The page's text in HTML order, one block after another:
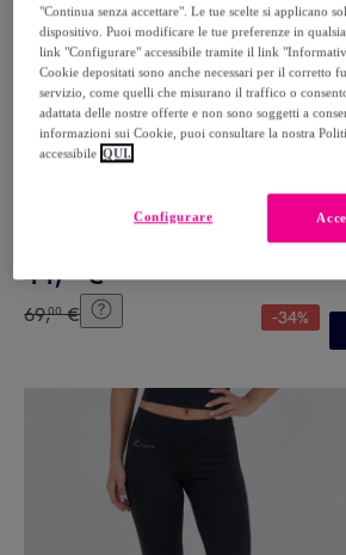
KAPPA
Kappa - Tuta sportiva Uomo Bianco
44, €
69,00 € -34%
"Continua senza accettare". Le tue scelte si applicano
dispositivo. Puoi modificare le tue preferenze in
link "Configurare" accessibile tramite il link
Cookie depositati sono anche necessari per il corretto
servizio, come quelli che misurano il traffico o
adattata delle nostre offerte e non sono soggetti a
informazioni sui Cookie, puoi consultare la nostra
accessibile QUI.
Configurare